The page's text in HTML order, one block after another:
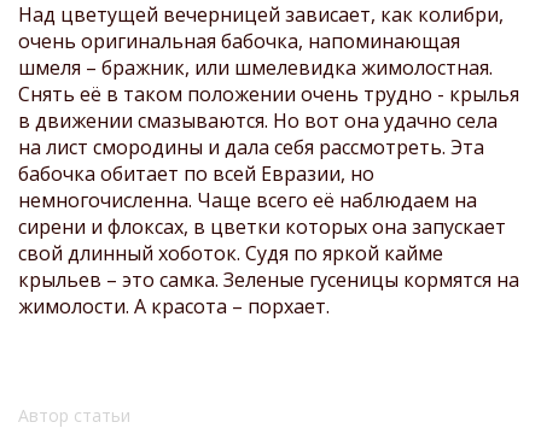
Над цветущей вечерницей зависает, как колибри,
очень оригинальная бабочка, напоминающая
шмеля – бражник, или шмелевидка жимолостная.
Снять её в таком положении очень трудно - крылья
в движении смазываются. Но вот она удачно села
на лист смородины и дала себя рассмотреть. Эта
бабочка обитает по всей Евразии, но
немногочисленна. Чаще всего её наблюдаем на
сирени и флоксах, в цветки которых она запускает
свой длинный хоботок. Судя по яркой кайме
крыльев – это самка. Зеленые гусеницы кормятся на
жимолости. А красота – порхает.
Автор статьи